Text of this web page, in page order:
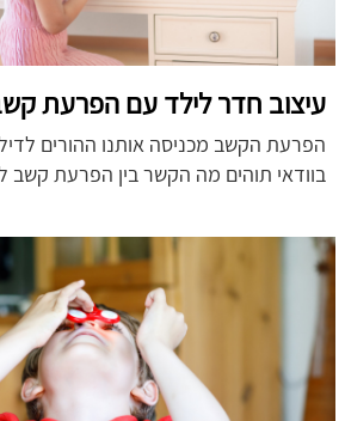
עיצוב חדר לילד עם הפרעת
הפרעת הקשב מכניסה אותנו ההורים
בוודאי תוהים מה הקשר בין הפרעת קשב